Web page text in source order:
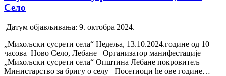
Село
Датум објављивања: 9. октобра 2024.
„Михољски сусрети села“ Недеља, 13.10.2024.године од 10
часова Ново Село, Лебане Организатор манифестације
„Михољски сусрети села“ Општина Лебане покровитељ
Министарство за бригу о селу Посетиоци ће ове године…